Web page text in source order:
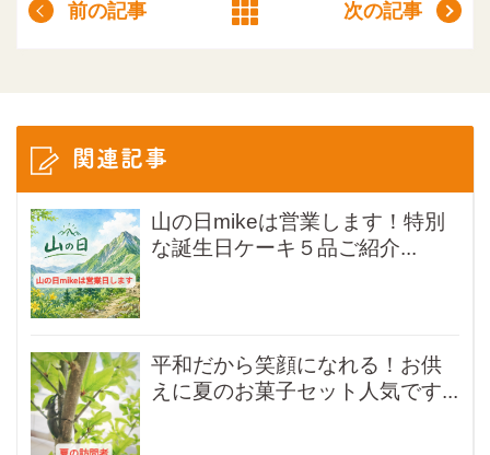
前の記事 次の記事
関連記事
山の日mikeは営業します！特別
な誕生日ケーキ５品ご紹介...
平和だから笑顔になれる！お供
えに夏のお菓子セット人気です...